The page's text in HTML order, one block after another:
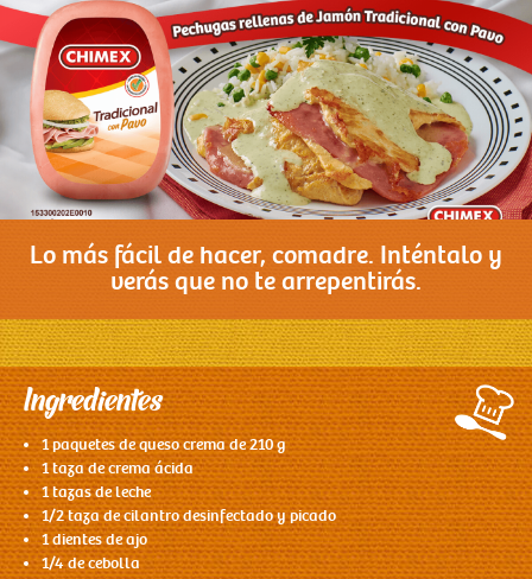
Cuidando a tu familia
Quiénes somos
Nuestros Productos
Contacto
Lo más fácil de hacer, comadre. Inténtalo y
verás que no te arrepentirás.
Ingredientes
1 paquetes de queso crema de 210 g
1 taza de crema ácida
1 tazas de leche
1/2 taza de cilantro desinfectado y picado
1 dientes de ajo
1/4 de cebolla